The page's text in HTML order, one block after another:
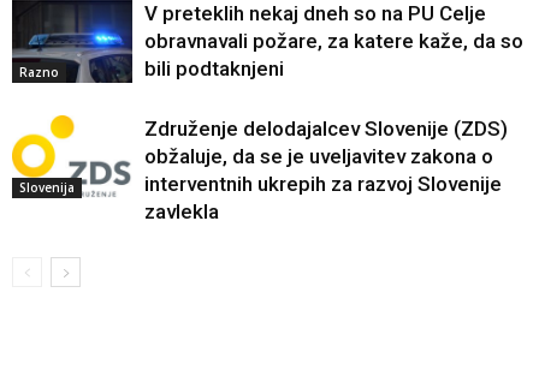
Razno
V preteklih nekaj dneh so na PU Celje
obravnavali požare, za katere kaže, da so
bili podtaknjeni
Slovenija
Združenje delodajalcev Slovenije (ZDS)
obžaluje, da se je uveljavitev zakona o
interventnih ukrepih za razvoj Slovenije
zavlekla